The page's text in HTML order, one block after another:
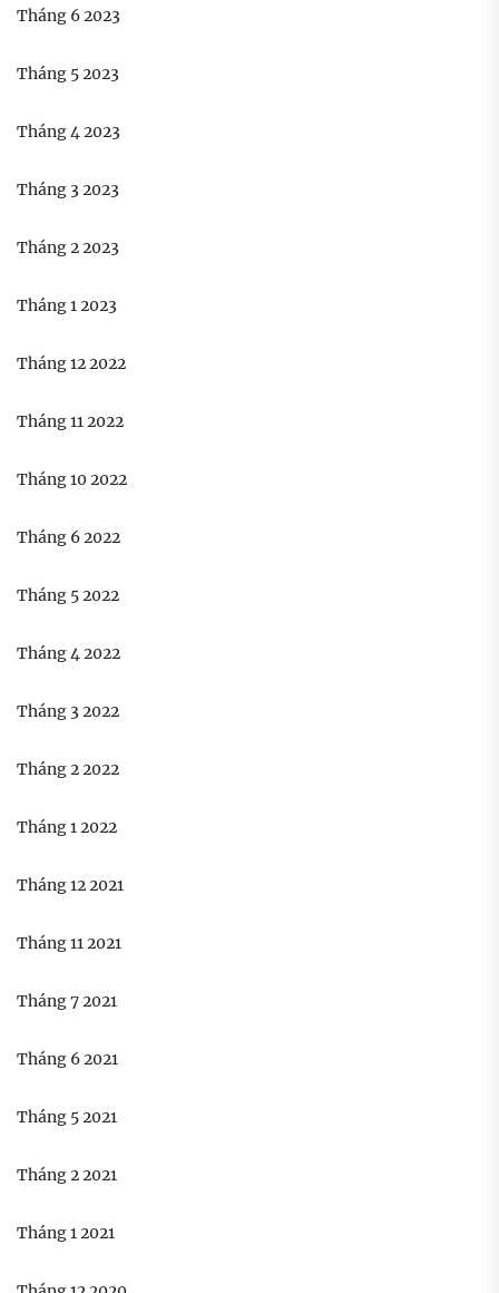
Tháng 6 2023
Tháng 5 2023
Tháng 4 2023
Tháng 3 2023
Tháng 2 2023
Tháng 1 2023
Tháng 12 2022
Tháng 11 2022
Tháng 10 2022
Tháng 6 2022
Tháng 5 2022
Tháng 4 2022
Tháng 3 2022
Tháng 2 2022
Tháng 1 2022
Tháng 12 2021
Tháng 11 2021
Tháng 7 2021
Tháng 6 2021
Tháng 5 2021
Tháng 2 2021
Tháng 1 2021